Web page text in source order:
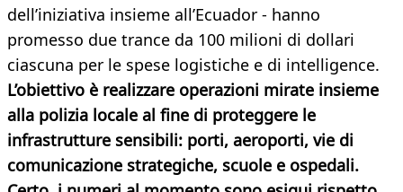
dell’iniziativa insieme all’Ecuador - hanno
promesso due trance da 100 milioni di dollari
ciascuna per le spese logistiche e di intelligence.
L’obiettivo è realizzare operazioni mirate insieme
alla polizia locale al fine di proteggere le
infrastrutture sensibili: porti, aeroporti, vie di
comunicazione strategiche, scuole e ospedali.